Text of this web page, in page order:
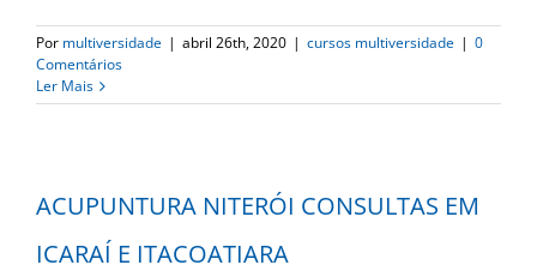
Por multiversidade | abril 26th, 2020 | cursos multiversidade | 0
Comentários
Ler Mais
ACUPUNTURA NITERÓI CONSULTAS EM
ICARAÍ E ITACOATIARA